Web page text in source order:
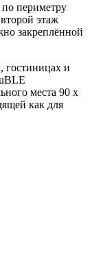
периметру
этаж
закреплённой
гостиницах и
места 90 x
как для